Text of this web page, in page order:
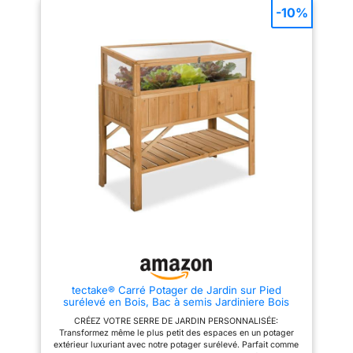
ROBUSTESSE ET LONGÉVITÉ :
Fabriquée en acier galvanisé de
haute qualité, cette jardiniere
exterieur est conçue pour
résister aux intempéries et aux
usages intensifs. Son fond
ouvert garantit un drainage
optimal, permettant aux racines
de s’étendre profondément et
de se nourrir d’un sol fertile.
Idéal pour un potager exterieur,
un bac jardiniere exterieur, un
bac a fleur, ou un lit de jardin.
IDÉAL POUR UNE CROISSANCE
OPTIMALE : Grâce à sa
offre des conditions parfaites
plantes. Le fond ouvert évite le
sur-arrosage et favorise la vie
microbienne, pour des récoltes
abondantes et une jardinière
luxuriante, toute l'année ! Un
carré potager qui offre une
espaces comme les balcons ou
les terrasses, il apporte une
touche de nature à votre
aménagement extérieur. UN
JARDIN DANS VOTRE ESPACE
EXTÉRIEUR AVEC CE POTAGER
SURÉLEVÉ EN BOIS ! Avec ses
dimensions généreuses, ce
potager sur pied vous permet
de cultiver vos semis potager
sans vous baisser. Pratique et
ergonomique, il est idéal pour
un bac à semis ou des
jardinières sur pieds.
Transformez votre balcon,
pour l'hiver ou pour changer
pliable facilite le stockage. Un
bac à fleurs rectangulaire
multifonctionnel qui s’adapte à
tous les espaces extérieurs, tout
en restant pratique pour votre
plantation toute l’année. TOUT
tectake® Carré Potager de Jardin sur Pied
surélevé en Bois, Bac à semis Jardiniere Bois
avec Rangement pour Les Outils, Mini Serre
Châssis Incluse - 119 x 57 x 90 cm
CRÉEZ VOTRE SERRE DE JARDIN PERSONNALISÉE:
Transformez même le plus petit des espaces en un potager
extérieur luxuriant avec notre potager surélevé. Parfait comme
-10%